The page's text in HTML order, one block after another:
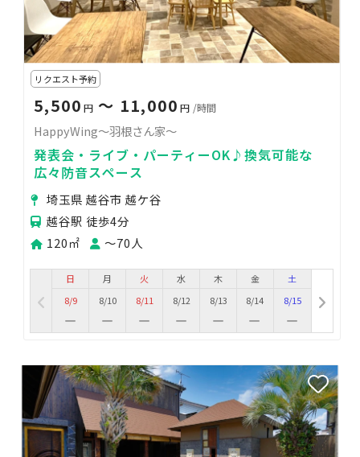
リクエスト予約
5,500 円〜 11,000 円 /時間
HappyWing～羽根さん家～
発表会・ライブ・パーティーOK♪換気可能な
広々防音スペース
埼玉県 越谷市 越ケ谷
越谷駅 徒歩4分
120㎡
〜70人
日
8/9
月
8/10
火
8/11
水
8/12
木
8/13
金
8/14
土
8/15